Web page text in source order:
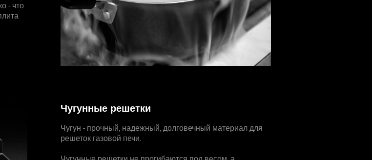
- что
Чугунные решетки
Чугун - прочный, надежный, долговечный материал для
решеток газовой печи.